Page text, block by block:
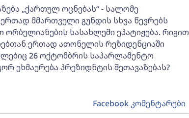
„ქართულ ოცნებას“ - სალომე
მმართველი გუნდის სხვა წევრებს
ორბელიანების სასახლეში ეპატიჟება. რიგით
ერთად ათონელის რეზიდენციაში
26 ოქტომბრის საპარლამენტო
ეხმაურება პრეზიდნტის შეთავაზებას?
Facebook კომენტარები